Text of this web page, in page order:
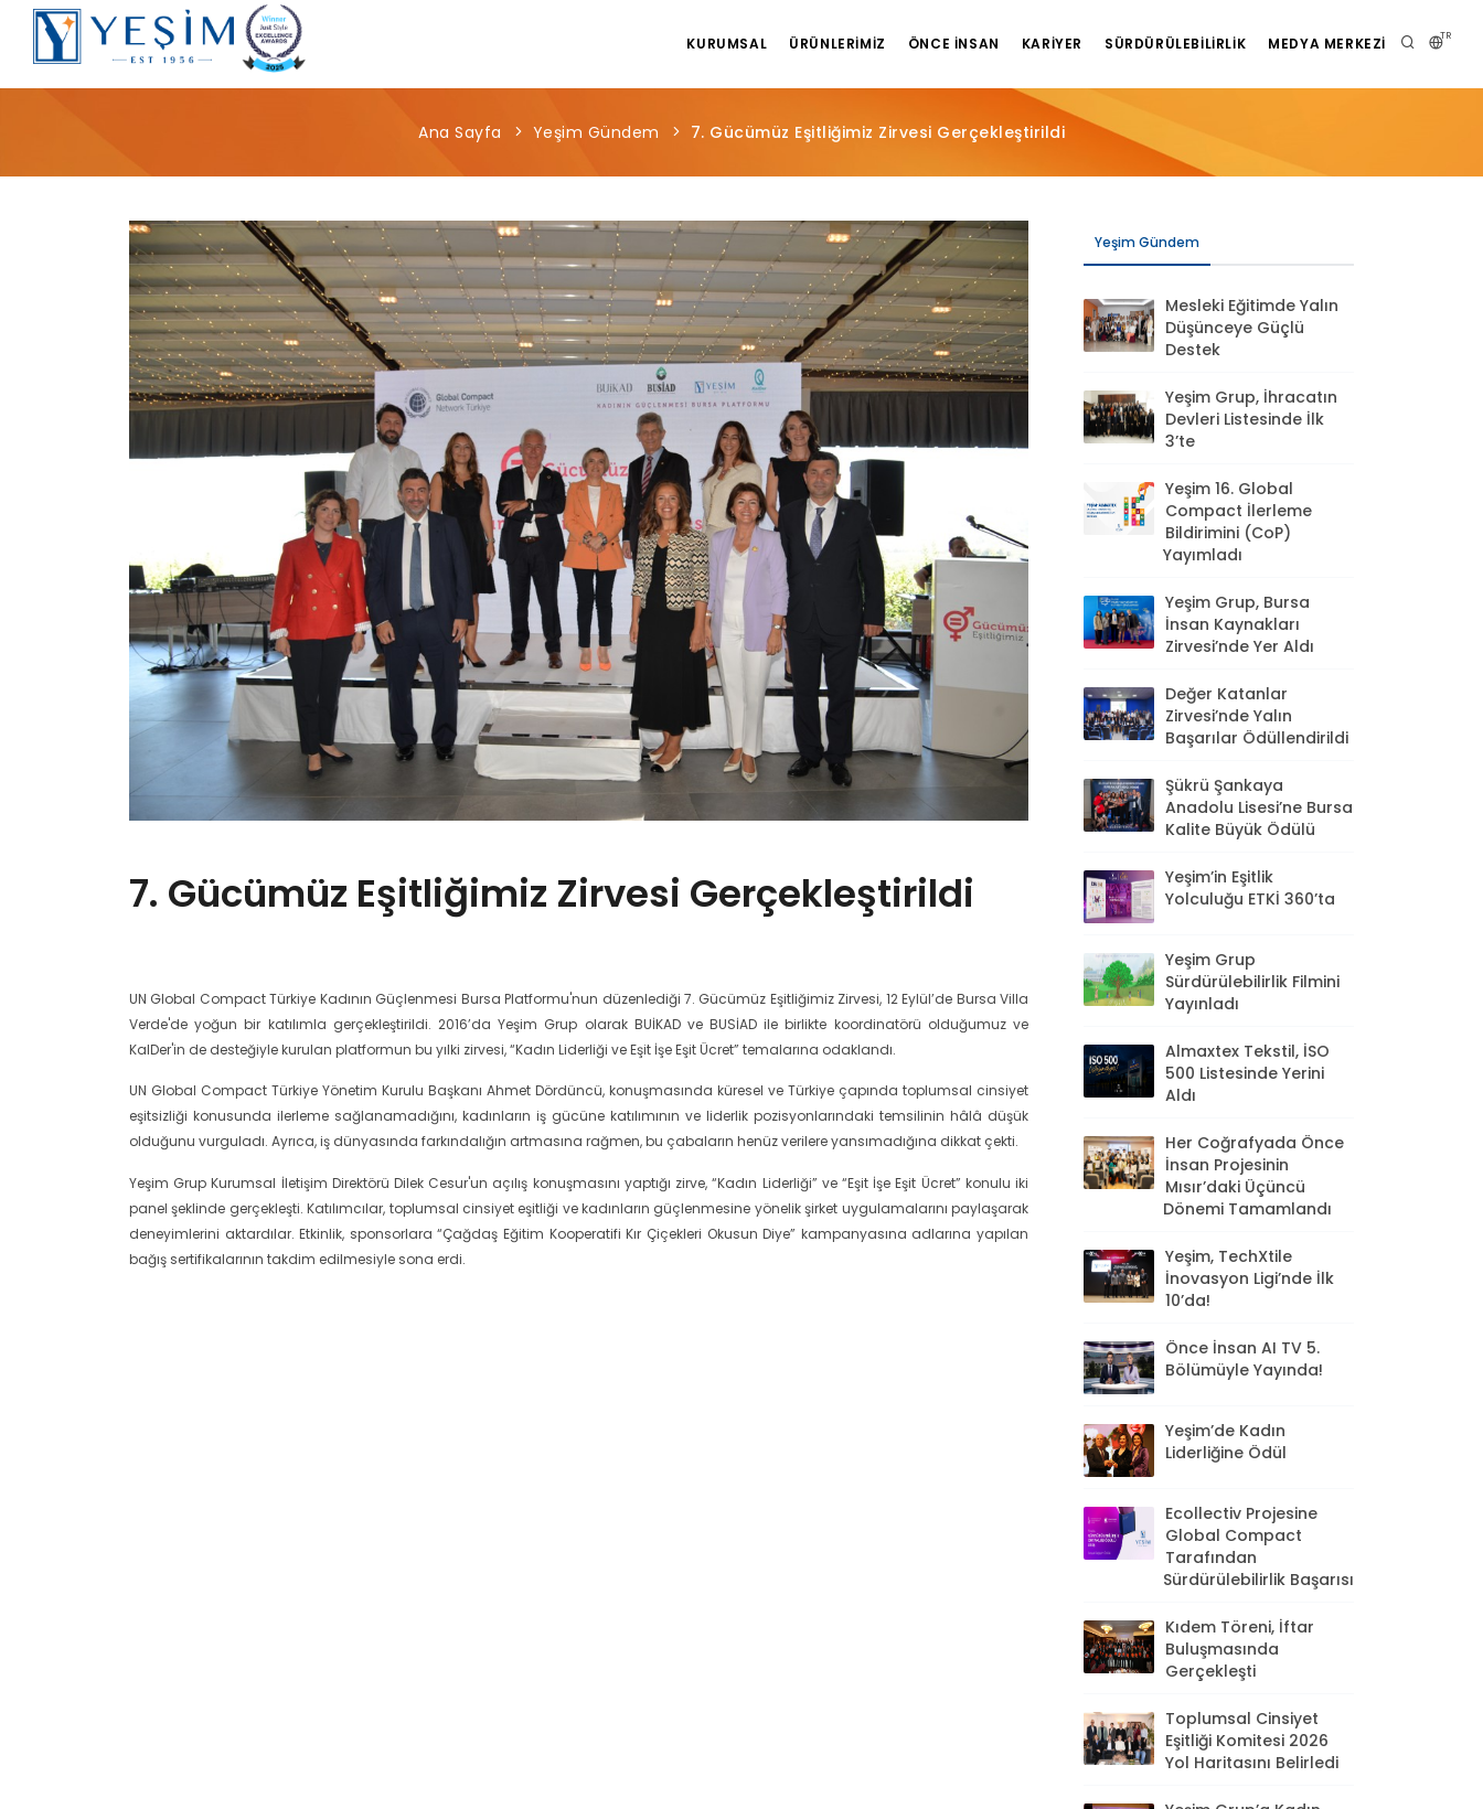
TR
KURUMSAL ÜRÜNLERIMIZ ÖNCE İNSAN KARIYER SÜRDÜRÜLEBILIRLIK MEDYA MERKEZI
Ana Sayfa Yeşim Gündem 7. Gücümüz Eşitliğimiz Zirvesi Gerçekleştirildi
7. Gücümüz Eşitliğimiz Zirvesi Gerçekleştirildi
UN Global Compact Türkiye Kadının Güçlenmesi Bursa Platformu'nun düzenlediği 7. Gücümüz Eşitliğimiz Zirvesi, 12 Eylül’de Bursa Villa
Verde'de yoğun bir katılımla gerçekleştirildi. 2016’da Yeşim Grup olarak BUİKAD ve BUSİAD ile birlikte koordinatörü olduğumuz ve
KalDer'in de desteğiyle kurulan platformun bu yılki zirvesi, “Kadın Liderliği ve Eşit İşe Eşit Ücret” temalarına odaklandı.
UN Global Compact Türkiye Yönetim Kurulu Başkanı Ahmet Dördüncü, konuşmasında küresel ve Türkiye çapında toplumsal cinsiyet
eşitsizliği konusunda ilerleme sağlanamadığını, kadınların iş gücüne katılımının ve liderlik pozisyonlarındaki temsilinin hâlâ düşük
olduğunu vurguladı. Ayrıca, iş dünyasında farkındalığın artmasına rağmen, bu çabaların henüz verilere yansımadığına dikkat çekti.
Yeşim Grup Kurumsal İletişim Direktörü Dilek Cesur'un açılış konuşmasını yaptığı zirve, “Kadın Liderliği” ve “Eşit İşe Eşit Ücret” konulu iki
panel şeklinde gerçekleşti. Katılımcılar, toplumsal cinsiyet eşitliği ve kadınların güçlenmesine yönelik şirket uygulamalarını paylaşarak
deneyimlerini aktardılar. Etkinlik, sponsorlara “Çağdaş Eğitim Kooperatifi Kır Çiçekleri Okusun Diye” kampanyasına adlarına yapılan
bağış sertifikalarının takdim edilmesiyle sona erdi.
Yeşim Gündem
Mesleki Eğitimde Yalın
Düşünceye Güçlü
Destek
Yeşim Grup, İhracatın
Devleri Listesinde İlk
3’te
Yeşim 16. Global
Compact İlerleme
Bildirimini (CoP)
Yayımladı
Yeşim Grup, Bursa
İnsan Kaynakları
Zirvesi’nde Yer Aldı
Değer Katanlar
Zirvesi’nde Yalın
Başarılar Ödüllendirildi
Şükrü Şankaya
Anadolu Lisesi’ne Bursa
Kalite Büyük Ödülü
Yeşim’in Eşitlik
Yolculuğu ETKİ 360’ta
Yeşim Grup
Sürdürülebilirlik Filmini
Yayınladı
Almaxtex Tekstil, İSO
500 Listesinde Yerini
Aldı
Her Coğrafyada Önce
İnsan Projesinin
Mısır’daki Üçüncü
Dönemi Tamamlandı
Yeşim, TechXtile
İnovasyon Ligi’nde İlk
10’da!
Önce İnsan AI TV 5.
Bölümüyle Yayında!
Yeşim’de Kadın
Liderliğine Ödül
Ecollectiv Projesine
Global Compact
Tarafından
Sürdürülebilirlik Başarısı
Kıdem Töreni, İftar
Buluşmasında
Gerçekleşti
Toplumsal Cinsiyet
Eşitliği Komitesi 2026
Yol Haritasını Belirledi